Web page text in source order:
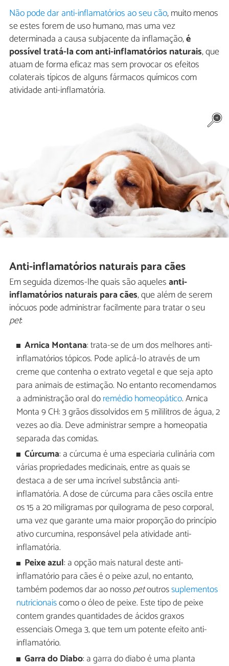
Não pode dar anti-inflamatórios ao seu cão, muito menos
se estes forem de uso humano, mas uma vez
determinada a causa subjacente da inflamação,é
possível tratá-la com anti-inflamatórios naturais, que
atuam de forma eficaz mas sem provocar os efeitos
colaterais típicos de alguns fármacos químicos com
atividade anti-inflamatória.
Anti-inflamatórios naturais para cães
Em seguida dizemos-lhe quais são aquelesanti-
inflamatórios naturais para cães, que além de serem
inócuos pode administrar facilmente para tratar o seu
pet:
Arnica Montana: trata-se de um dos melhores anti-
inflamatórios tópicos. Pode aplicá-lo através de um
creme que contenha o extrato vegetal e que seja apto
para animais de estimação. No entanto recomendamos
a administração oral doremédio homeopático. Arnica
Monta 9 CH: 3 grãos dissolvidos em 5 mililitros de água, 2
vezes ao dia. Deve administrar sempre a homeopatia
separada das comidas.
Cúrcuma: a cúrcuma é uma especiaria culinária com
várias propriedades medicinais, entre as quais se
destaca a de ser uma incrível substância anti-
inflamatória. A dose de cúrcuma para cães oscila entre
os 15 a 20 miligramas por quilograma de peso corporal,
uma vez que garante uma maior proporção do princípio
ativo curcumina, responsável pela atividade anti-
inflamatória.
Peixe azul: a opção mais natural deste anti-
inflamatório para cães é o peixe azul, no entanto,
também podemos dar ao nossopetoutrossuplementos
nutricionaiscomo o óleo de peixe. Este tipo de peixe
contem grandes quantidades de ácidos graxos
essenciais Omega 3, que tem um potente efeito anti-
inflamatório.
Garra do Diabo: a garra do diabo é uma planta